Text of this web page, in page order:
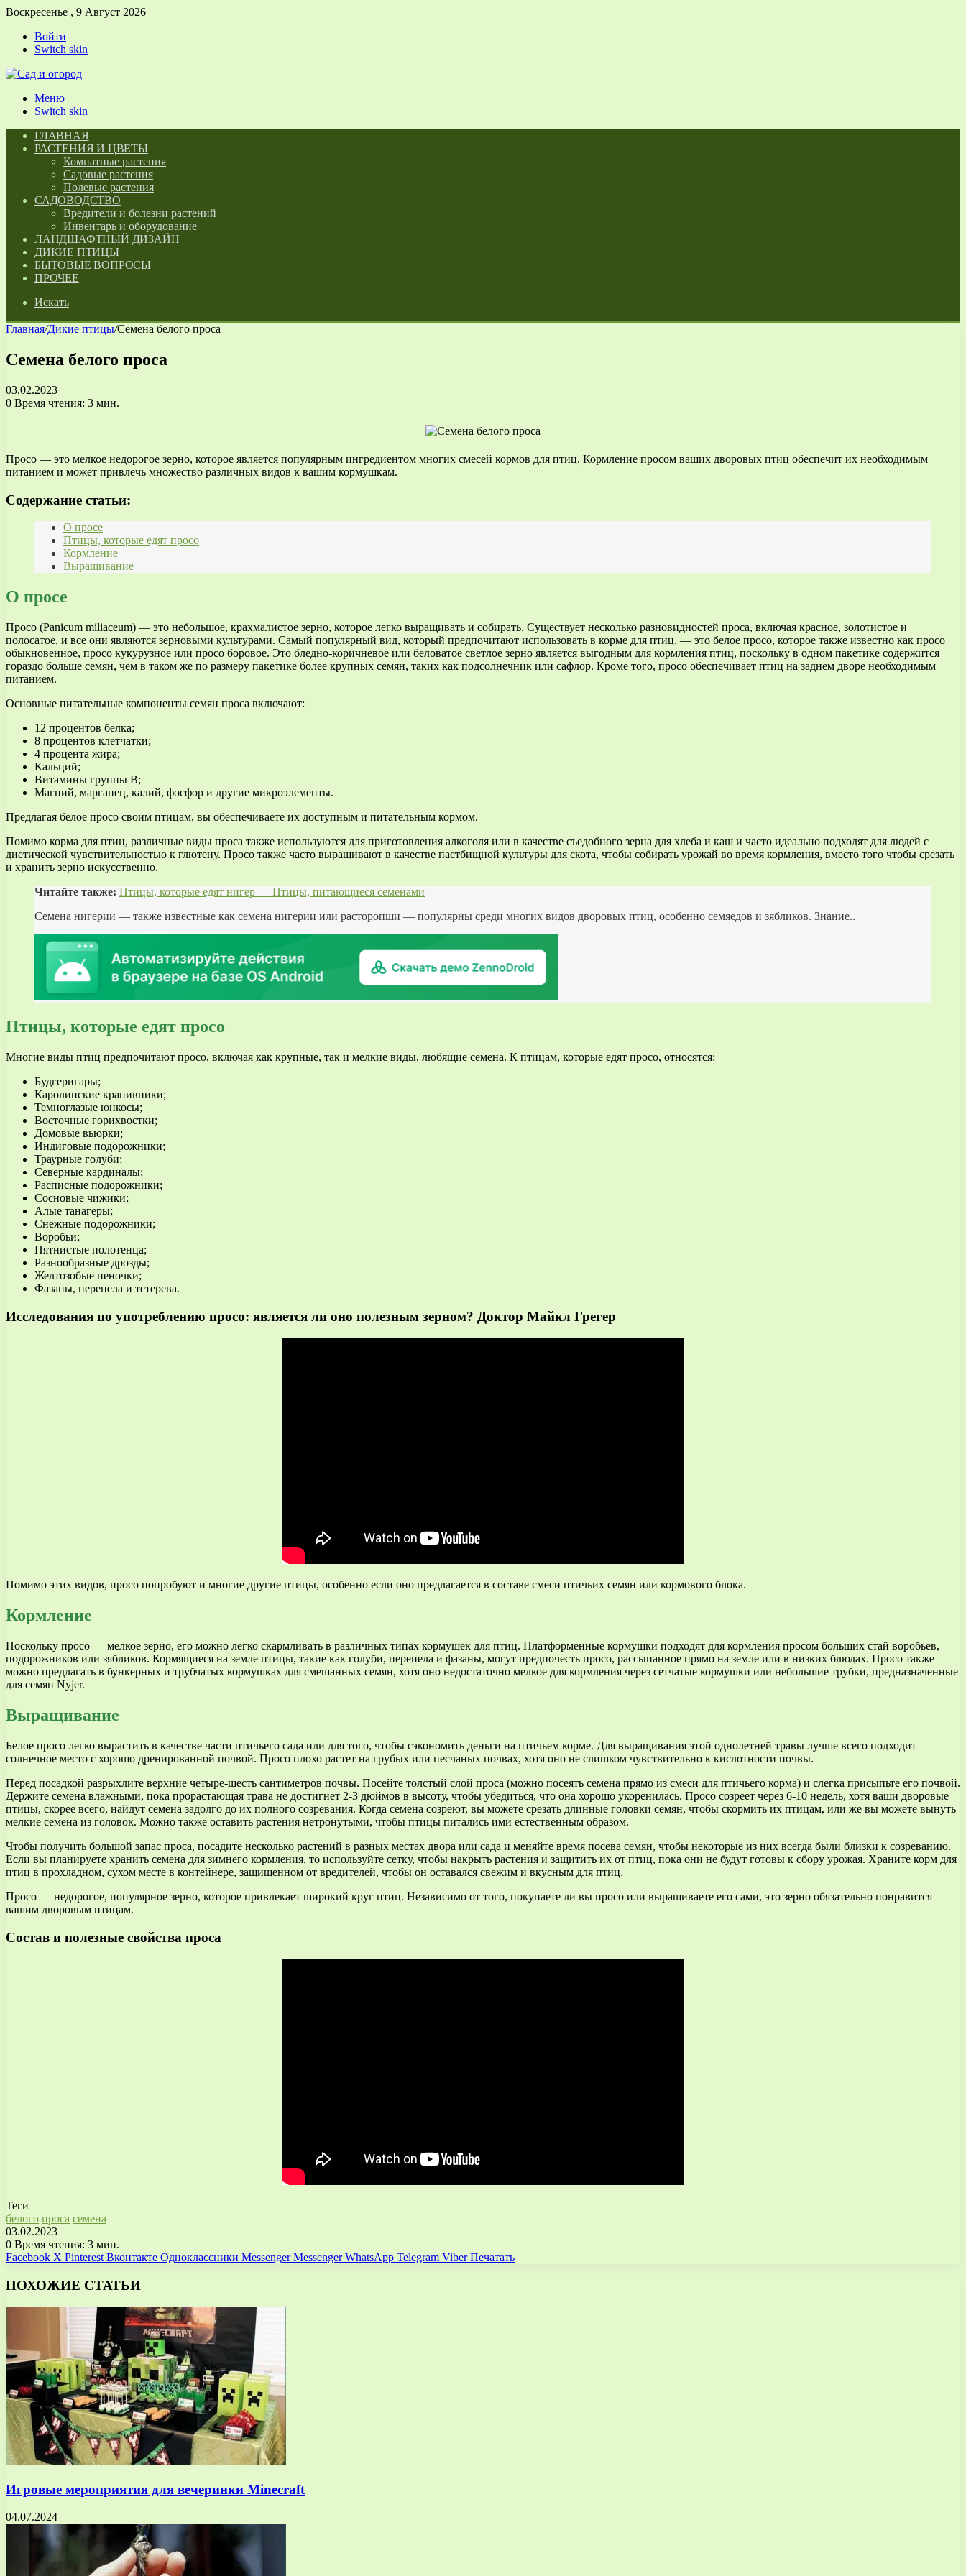
Воскресенье , 9 Август 2026
Войти
Switch skin
Меню
Switch skin
ГЛАВНАЯ
РАСТЕНИЯ И ЦВЕТЫ
Комнатные растения
Садовые растения
Полевые растения
САДОВОДСТВО
Вредители и болезни растений
Инвентарь и оборудование
ЛАНДШАФТНЫЙ ДИЗАЙН
ДИКИЕ ПТИЦЫ
БЫТОВЫЕ ВОПРОСЫ
ПРОЧЕЕ
Искать
Главная/Дикие птицы/Семена белого проса
Семена белого проса
03.02.2023
0 Время чтения: 3 мин.
Просо — это мелкое недорогое зерно, которое является популярным ингредиентом многих смесей кормов для птиц. Кормление просом ваших дворовых птиц обеспечит их необходимым
питанием и может привлечь множество различных видов к вашим кормушкам.
Содержание статьи:
О просе
Птицы, которые едят просо
Кормление
Выращивание
О просе
Просо (Panicum miliaceum) — это небольшое, крахмалистое зерно, которое легко выращивать и собирать. Существует несколько разновидностей проса, включая красное, золотистое и
полосатое, и все они являются зерновыми культурами. Самый популярный вид, который предпочитают использовать в корме для птиц, — это белое просо, которое также известно как просо
обыкновенное, просо кукурузное или просо боровое. Это бледно-коричневое или беловатое светлое зерно является выгодным для кормления птиц, поскольку в одном пакетике содержится
гораздо больше семян, чем в таком же по размеру пакетике более крупных семян, таких как подсолнечник или сафлор. Кроме того, просо обеспечивает птиц на заднем дворе необходимым
питанием.
Основные питательные компоненты семян проса включают:
12 процентов белка;
8 процентов клетчатки;
4 процента жира;
Кальций;
Витамины группы В;
Магний, марганец, калий, фосфор и другие микроэлементы.
Предлагая белое просо своим птицам, вы обеспечиваете их доступным и питательным кормом.
Помимо корма для птиц, различные виды проса также используются для приготовления алкоголя или в качестве съедобного зерна для хлеба и каш и часто идеально подходят для людей с
диетической чувствительностью к глютену. Просо также часто выращивают в качестве пастбищной культуры для скота, чтобы собирать урожай во время кормления, вместо того чтобы срезать
и хранить зерно искусственно.
Читайте также: Птицы, которые едят нигер — Птицы, питающиеся семенами
Семена нигерии — также известные как семена нигерии или расторопши — популярны среди многих видов дворовых птиц, особенно семяедов и зябликов. Знание..
Птицы, которые едят просо
Многие виды птиц предпочитают просо, включая как крупные, так и мелкие виды, любящие семена. К птицам, которые едят просо, относятся:
Будгеригары;
Каролинские крапивники;
Темноглазые юнкосы;
Восточные горихвостки;
Домовые вьюрки;
Индиговые подорожники;
Траурные голуби;
Северные кардиналы;
Расписные подорожники;
Сосновые чижики;
Алые танагеры;
Снежные подорожники;
Воробьи;
Пятнистые полотенца;
Разнообразные дрозды;
Желтозобые пеночки;
Фазаны, перепела и тетерева.
Исследования по употреблению просо: является ли оно полезным зерном? Доктор Майкл Грегер
Помимо этих видов, просо попробуют и многие другие птицы, особенно если оно предлагается в составе смеси птичьих семян или кормового блока.
Кормление
Поскольку просо — мелкое зерно, его можно легко скармливать в различных типах кормушек для птиц. Платформенные кормушки подходят для кормления просом больших стай воробьев,
подорожников или зябликов. Кормящиеся на земле птицы, такие как голуби, перепела и фазаны, могут предпочесть просо, рассыпанное прямо на земле или в низких блюдах. Просо также
можно предлагать в бункерных и трубчатых кормушках для смешанных семян, хотя оно недостаточно мелкое для кормления через сетчатые кормушки или небольшие трубки, предназначенные
для семян Nyjer.
Выращивание
Белое просо легко вырастить в качестве части птичьего сада или для того, чтобы сэкономить деньги на птичьем корме. Для выращивания этой однолетней травы лучше всего подходит
солнечное место с хорошо дренированной почвой. Просо плохо растет на грубых или песчаных почвах, хотя оно не слишком чувствительно к кислотности почвы.
Перед посадкой разрыхлите верхние четыре-шесть сантиметров почвы. Посейте толстый слой проса (можно посеять семена прямо из смеси для птичьего корма) и слегка присыпьте его почвой.
Держите семена влажными, пока прорастающая трава не достигнет 2-3 дюймов в высоту, чтобы убедиться, что она хорошо укоренилась. Просо созреет через 6-10 недель, хотя ваши дворовые
птицы, скорее всего, найдут семена задолго до их полного созревания. Когда семена созреют, вы можете срезать длинные головки семян, чтобы скормить их птицам, или же вы можете вынуть
мелкие семена из головок. Можно также оставить растения нетронутыми, чтобы птицы питались ими естественным образом.
Чтобы получить большой запас проса, посадите несколько растений в разных местах двора или сада и меняйте время посева семян, чтобы некоторые из них всегда были близки к созреванию.
Если вы планируете хранить семена для зимнего кормления, то используйте сетку, чтобы накрыть растения и защитить их от птиц, пока они не будут готовы к сбору урожая. Храните корм для
птиц в прохладном, сухом месте в контейнере, защищенном от вредителей, чтобы он оставался свежим и вкусным для птиц.
Просо — недорогое, популярное зерно, которое привлекает широкий круг птиц. Независимо от того, покупаете ли вы просо или выращиваете его сами, это зерно обязательно понравится
вашим дворовым птицам.
Состав и полезные свойства проса
Теги
белого проса семена
03.02.2023
0 Время чтения: 3 мин.
Facebook X Pinterest Вконтакте Одноклассники Messenger Messenger WhatsApp Telegram Viber Печатать
ПОХОЖИЕ СТАТЬИ
Игровые мероприятия для вечеринки Minecraft
04.07.2024